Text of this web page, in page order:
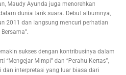
Maudy Ayunda juga menorehkan
dunia tarik suara. Debut albumnya,
2011 dan langsung mencuri perhatian
sukses dengan kontribusinya dalam
“Mengejar Mimpi” dan “Perahu Kertas”,
interpretasi yang luar biasa dari